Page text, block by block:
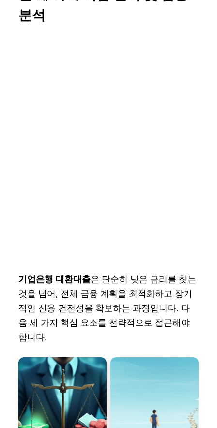
분석
기업은행 대환대출은 단순히 낮은 금리를 찾는
것을 넘어, 전체 금융 계획을 최적화하고 장기
적인 신용 건전성을 확보하는 과정입니다. 다
음 세 가지 핵심 요소를 전략적으로 접근해야
합니다.